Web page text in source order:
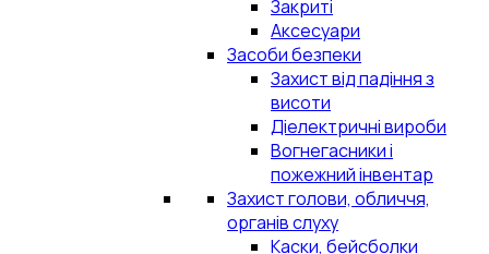
Закриті
Аксесуари
Засоби безпеки
Захист від падіння з
висоти
Діелектричні вироби
Вогнегасники і
пожежний інвентар
Захист голови, обличчя,
органів слуху
Каски, бейсболки